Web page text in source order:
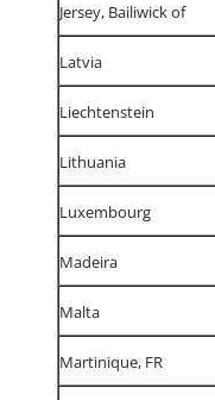
Jersey, Bailiwick of
Latvia
Liechtenstein
Lithuania
Luxembourg
Madeira
Malta
Martinique, FR